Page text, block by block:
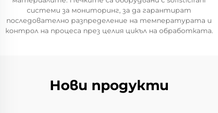
системи за мониторинг, за да гарантират
последователно разпределение на температурата и
контрол на процеса през целия цикъл на обработката.
Нови продукти